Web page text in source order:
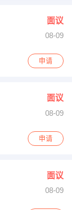
面议
08-09
申请
面议
08-09
申请
面议
08-09